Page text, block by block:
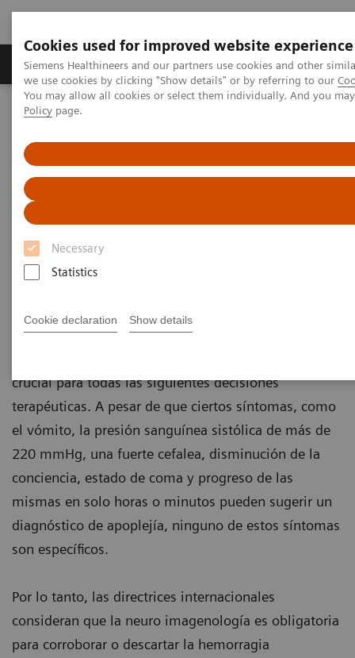
Cookies used for improved website experience
Siemens Healthineers and our partners use cookies and other
we use cookies by clicking "Show details" or by referring to our
You may allow all cookies or select them individually. And you
Policy page.
Necessary
Statistics
Cookie declaration Show details
Productos y servicios Especialidades Clínicas
Siemens Healthineers Latinoamérica
Apoplejía
Preguntas Clínicas sobre Apoplejía Isquémica
Diferencias entre Tipos de Apoplejía
Diferencias entre Tipos de
Apoplejía
Apoplejía Isquémica y Hemorrágica
La diferenciación entre la apoplejía isquémica y
crucial para todas las siguientes decisiones
terapéuticas. A pesar de que ciertos síntomas, como
el vómito, la presión sanguínea sistólica de más de
220 mmHg, una fuerte cefalea, disminución de la
conciencia, estado de coma y progreso de las
mismas en solo horas o minutos pueden sugerir un
diagnóstico de apoplejía, ninguno de estos síntomas
son específicos.
Por lo tanto, las directrices internacionales
consideran que la neuro imagenología es obligatoria
para corroborar o descartar la hemorragia